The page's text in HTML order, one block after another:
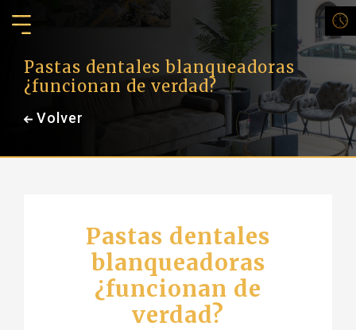
Pastas dentales blanqueadoras
¿funcionan de verdad?
Volver
Pastas dentales
blanqueadoras
¿funcionan de
verdad?